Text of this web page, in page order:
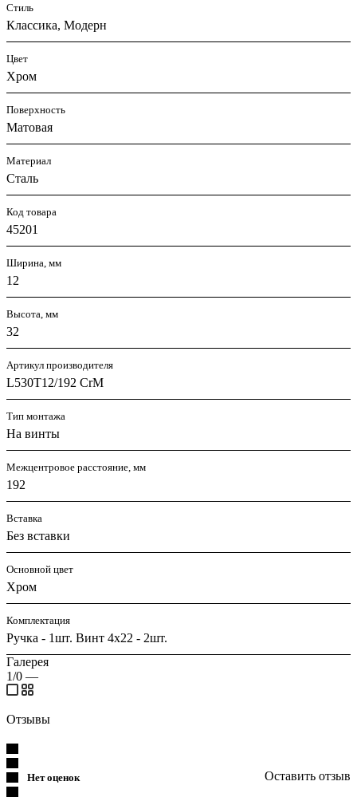
Стиль
Классика, Модерн
Цвет
Хром
Поверхность
Матовая
Материал
Сталь
Код товара
45201
Ширина, мм
12
Высота, мм
32
Артикул производителя
L530T12/192 CrM
Тип монтажа
На винты
Межцентровое расстояние, мм
192
Вставка
Без вставки
Основной цвет
Хром
Комплектация
Ручка - 1шт. Винт 4х22 - 2шт.
Галерея
1/0 —
Отзывы
Нет оценок Оставить отзыв